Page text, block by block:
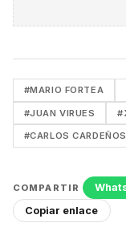
#MARIO FORTEA
#JUAN VIRUES
#CARLOS
COMPARTIR
Copiar enlace